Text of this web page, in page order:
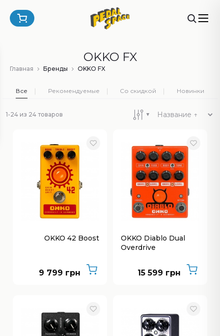
OKKO FX
Главная Бренды OKKO FX
Все Рекомендуемые Со скидкой Новинки
1-24 из 24 товаров
OKKO 42 Boost
9 799 грн
OKKO Diablo Dual
Overdrive
15 599 грн